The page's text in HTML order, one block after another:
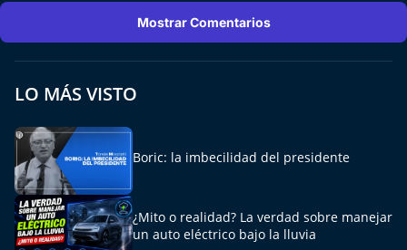
Cultura y Espectáculos
Del Fin del Mundo
Deportes
Conexión Digital
La Ruta del Pulsar
Mostrar Comentarios
LO MÁS VISTO
Boric: la imbecilidad del presidente
¿Mito o realidad? La verdad sobre manejar
un auto eléctrico bajo la lluvia